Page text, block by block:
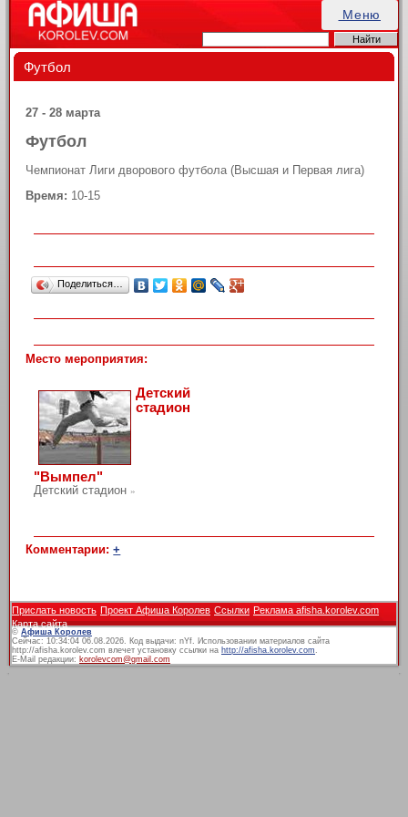
Меню
Футбол
27 - 28 марта
Футбол
Чемпионат Лиги дворового футбола (Высшая и Первая лига)
Время: 10-15
Поделиться…
Место мероприятия:
Детский
стадион
"Вымпел"
Детский стадион »
Комментарии:+
Прислать новость Проект Афиша Королев Ссылки Реклама afisha.korolev.com
Карта сайта
© Афиша Королев
Сейчас: 10:34:04 06.08.2026. Код выдачи: nYf. Использовании материалов сайта
http://afisha.korolev.com влечет установку ссылки на http://afisha.korolev.com.
E-Mail редакции: korolevcom@gmail.com